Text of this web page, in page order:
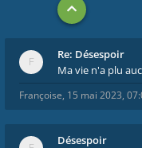
Re: Désespoir
Ma vie n'a plu
Françoise, 15 mai 2023,
Désespoir